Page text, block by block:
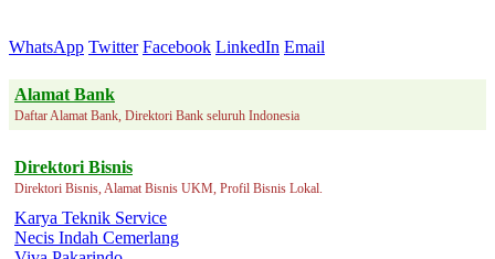
WhatsApp Twitter Facebook LinkedIn Email
Alamat Bank
Daftar Alamat Bank, Direktori Bank seluruh Indonesia
Direktori Bisnis
Direktori Bisnis, Alamat Bisnis UKM, Profil Bisnis Lokal.
Karya Teknik Service
Necis Indah Cemerlang